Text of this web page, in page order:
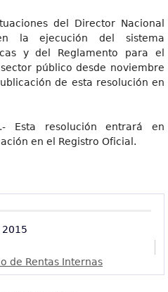
del Director Nacional
en la ejecución del sistema
y del Reglamento para el
público desde noviembre
de esta resolución en
Esta resolución entrará en
en el Registro Oficial.
2015
de Rentas Internas